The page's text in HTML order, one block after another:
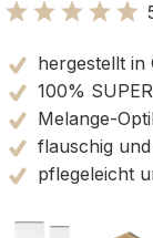
hergestellt in
100%
Melange-
flauschig
pflegeleicht